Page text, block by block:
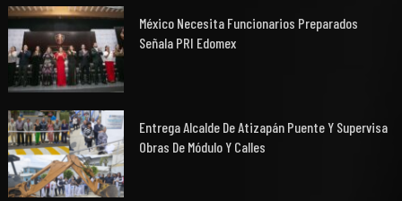
México Necesita Funcionarios Preparados
Señala PRI Edomex
Entrega Alcalde De Atizapán Puente Y Supervisa
Obras De Módulo Y Calles